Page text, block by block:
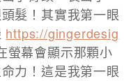
髮！​​其實我第一眼
https://gingerdesig
螢幕會顯示那顆小
力！這是我第一眼